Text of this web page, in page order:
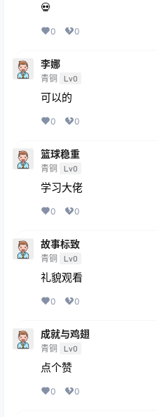
💀
0 0
李娜
青铜 Lv0
可以的
0 0
篮球稳重
青铜 Lv0
学习大佬
0 0
故事标致
青铜 Lv0
礼貌观看
0 0
成就与鸡翅
青铜 Lv0
点个赞
0 0